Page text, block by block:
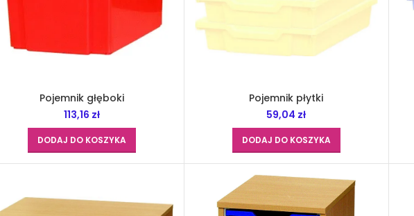
Pojemnik głęboki
113,16 zł
DODAJ DO KOSZYKA
Pojemnik płytki
59,04 zł
DODAJ DO KOSZYKA